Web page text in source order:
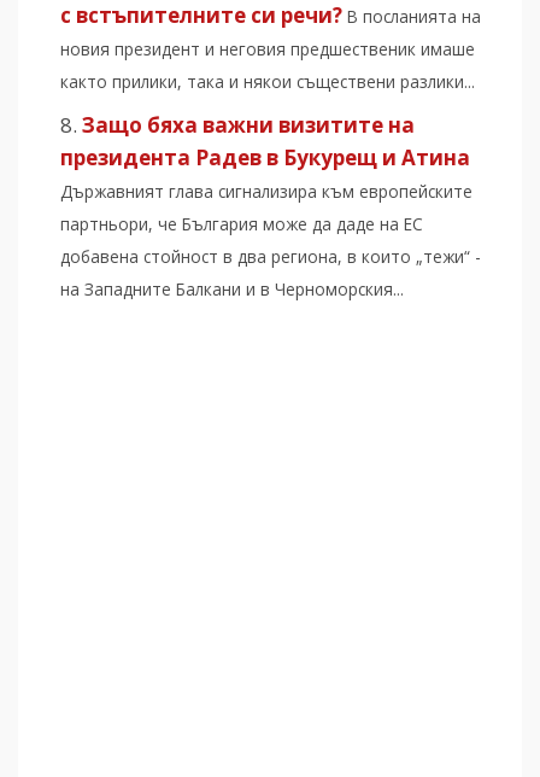
с встъпителните си речи? В посланията на
новия президент и неговия предшественик имаше
както прилики, така и някои съществени разлики...
Защо бяха важни визитите на
президента Радев в Букурещ и Атина
Държавният глава сигнализира към европейските
партньори, че България може да даде на ЕС
добавена стойност в два региона, в които „тежи“ -
на Западните Балкани и в Черноморския...